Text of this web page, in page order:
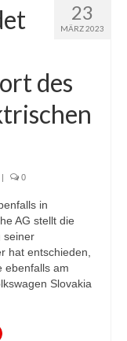
23
MÄRZ 2023
des
0
in
AG stellt die
seiner
hat entschieden,
ebenfalls am
Slovakia